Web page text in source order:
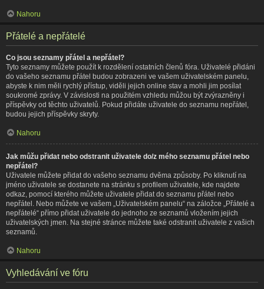
Nahoru
Přátelé a nepřátelé
Co jsou seznamy přátel a nepřátel?
Tyto seznamy můžete použít k rozdělení ostatních členů fóra. Uživatelé přidáni
do vašeho seznamu přátel budou zobrazeni ve vašem uživatelském panelu,
abyste k nim měli rychlý přístup, viděli jejich online stav a mohli jim posílat
soukromé zprávy. V závislosti na použitém vzhledu můžou být zvýrazněny i
příspěvky od těchto uživatelů. Pokud přidáte uživatele do seznamu nepřátel,
budou jejich příspěvky skryty.
Nahoru
Jak můžu přidat nebo odstranit uživatele do/z mého seznamu přátel nebo
nepřátel?
Uživatele můžete přidat do vašeho seznamu dvěma způsoby. Po kliknutí na
jméno uživatele se dostanete na stránku s profilem uživatele, kde najdete
odkaz, pomocí kterého můžete uživatele přidat do seznamu přátel nebo
nepřátel. Nebo můžete ve vašem „Uživatelském panelu“ na záložce „Přátelé a
nepřátelé“ přímo přidat uživatele do jednoho ze seznamů vložením jejich
uživatelských jmen. Na stejné stránce můžete také odstranit uživatele z vašich
seznamů.
Nahoru
Vyhledávání ve fóru